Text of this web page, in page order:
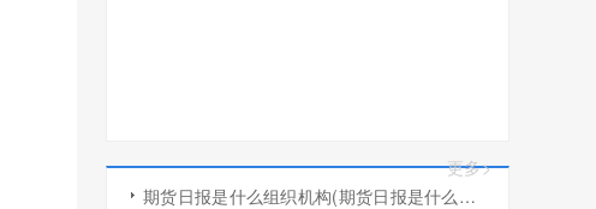
更多>
期货日报是什么组织机构(期货日报是什么组织机构的)